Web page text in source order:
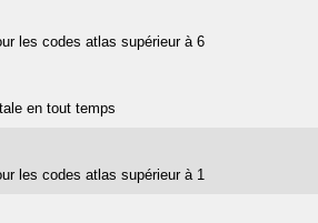
les codes atlas supérieur à 6
en tout temps
les codes atlas supérieur à 1